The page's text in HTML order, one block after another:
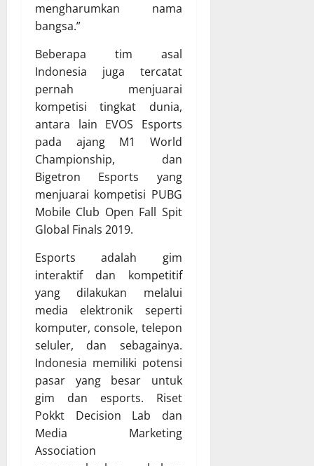
mengharumkan nama
bangsa.”
Beberapa tim asal
Indonesia juga tercatat
pernah menjuarai
kompetisi tingkat dunia,
antara lain EVOS Esports
pada ajang M1 World
Championship, dan
Bigetron Esports yang
menjuarai kompetisi PUBG
Mobile Club Open Fall Spit
Global Finals 2019.
Esports adalah gim
interaktif dan kompetitif
yang dilakukan melalui
media elektronik seperti
komputer, console, telepon
seluler, dan sebagainya.
Indonesia memiliki potensi
pasar yang besar untuk
gim dan esports. Riset
Pokkt Decision Lab dan
Media Marketing
Association